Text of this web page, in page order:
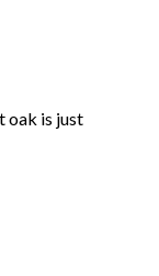
oak is just